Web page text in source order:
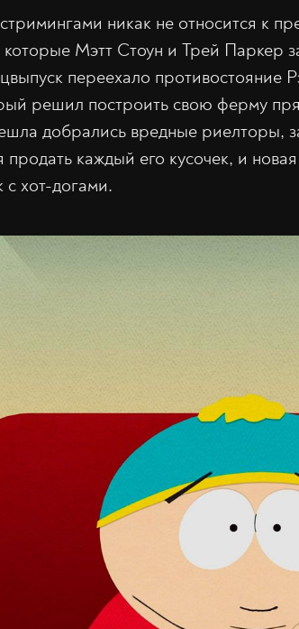
никак не относится к
которые Мэтт Стоун и Трей Паркер
переехало противостояние
решил построить свою ферму
добрались вредные
каждый его кусочек, и
с хот-догами.